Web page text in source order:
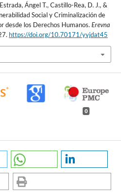
Ángel T., Castillo-Rea, D. J., &
Social y Criminalización de
desde los Derechos Humanos. Erevna
https://doi.org/10.70171/yvjdat45
0